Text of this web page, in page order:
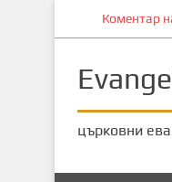
Коментар
църковни